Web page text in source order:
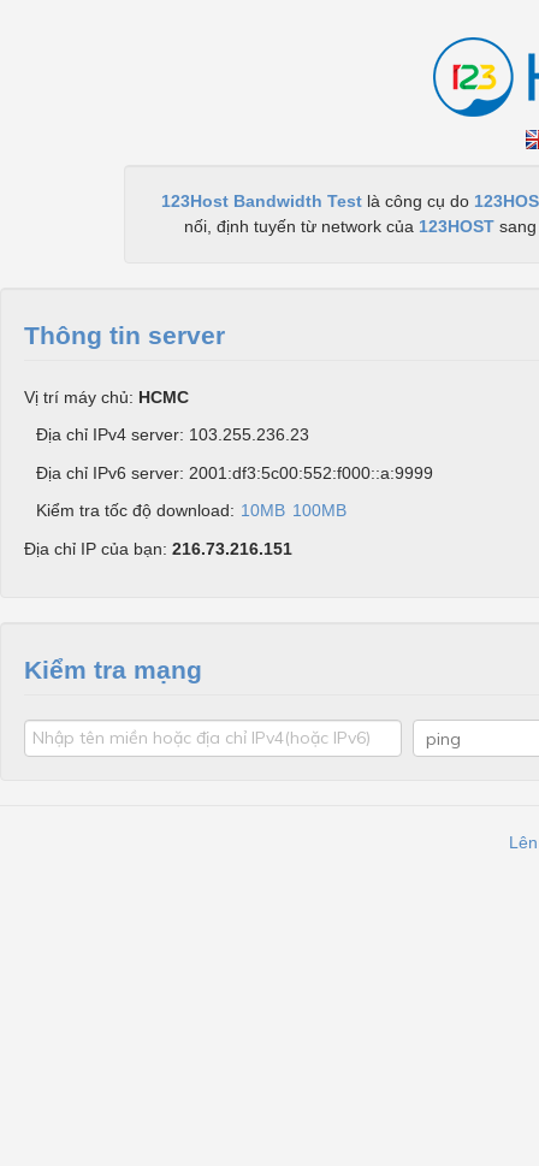
123Host Bandwidth Testlà công cụ do
nối, định tuyến từ network của 123HOST
Thông tin server
Vị trí máy chủ: HCMC
Địa chỉ IPv4 server: 103.255.236.23
Địa chỉ IPv6 server: 2001:df3:5c00:552:f000::a:9999
Kiểm tra tốc độ download: 10MB 100MB
Địa chỉ IP của bạn: 216.73.216.151
Kiểm tra mạng